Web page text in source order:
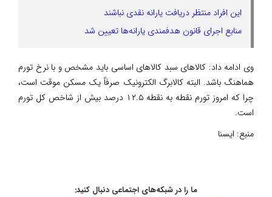
این افراد منتظر دریافت یارانه نقدی نباشند
منابع اجرای قانون هدفمندی یارانه‌ها تعیین شد
وی ادامه داد: کالاهای سبد کالاهای اساسی باید مشخص و با نرخ تورم
هماهنگ باشد. البته کالابرگ الکترونیک صرفاً یک مسکن موقت است،
چرا که امروز تورم نقطه به نقطه ۱۲.۵ درصد بیش از شاخص کل تورم
است.
منبع: ایسنا
ما را در شبکه‌های اجتماعی دنبال کنید: